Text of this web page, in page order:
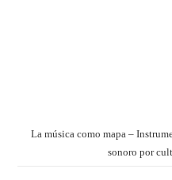
La música como mapa –
sonoro por